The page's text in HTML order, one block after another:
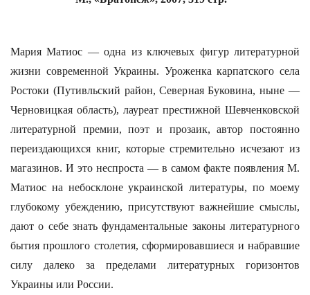
Мария Матиос — одна из ключевых фигур литературной
жизни современной Украины. Уроженка карпатского села
Ростоки (Путивльский район, Северная Буковина, ныне —
Черновицкая область), лауреат престижной Шевченковской
литературной премии, поэт и прозаик, автор постоянно
переиздающихся книг, которые стремительно исчезают из
магазинов. И это неспроста — в самом факте появления М.
Матиос на небосклоне украинской литературы, по моему
глубокому убеждению, присутствуют важнейшие смыслы,
дают о себе знать фундаментальные законы литературного
бытия прошлого столетия, сформировавшиеся и набравшие
силу далеко за пределами литературных горизонтов
Украины или России.